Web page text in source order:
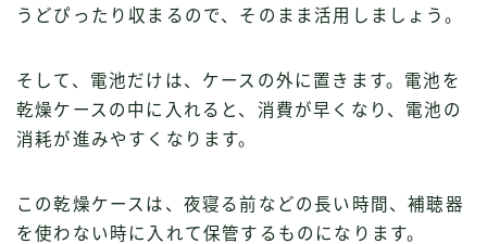
うどぴったり収まるので、そのまま活用しましょう。
そして、電池だけは、ケースの外に置きます。電池を
乾燥ケースの中に入れると、消費が早くなり、電池の
消耗が進みやすくなります。
この乾燥ケースは、夜寝る前などの長い時間、補聴器
を使わない時に入れて保管するものになります。